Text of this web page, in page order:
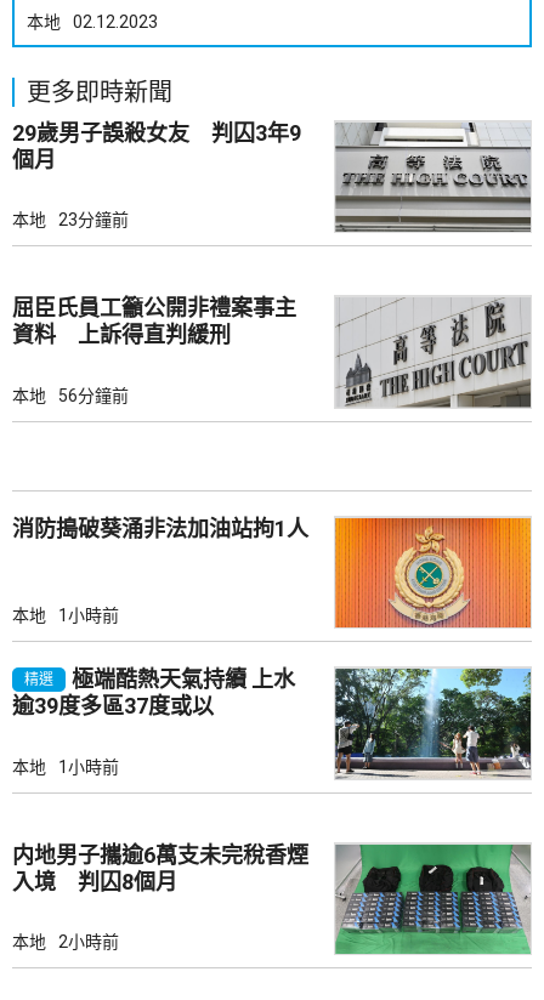
本地 02.12.2023
更多即時新聞
29歲男子誤殺女友 判囚3年9
個月
本地 23分鐘前
屈臣氏員工籲公開非禮案事主
資料 上訴得直判緩刑
本地 56分鐘前
消防搗破葵涌非法加油站拘1人
本地 1小時前
精選
極端酷熱天氣持續 上水
逾39度多區37度或以
本地 1小時前
内地男子攜逾6萬支未完稅香煙
入境 判囚8個月
本地 2小時前